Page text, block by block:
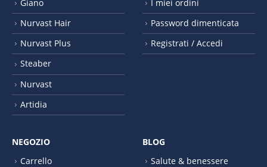
Giano
Nurvast Hair
Nurvast Plus
Steaber
Nurvast
Artidia
I miei ordini
Password dimenticata
Registrati / Accedi
NEGOZIO
Carrello
BLOG
Salute & benessere